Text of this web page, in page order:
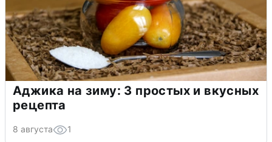
Аджика на зиму: 3 простых и вкусных
рецепта
8 августа 1